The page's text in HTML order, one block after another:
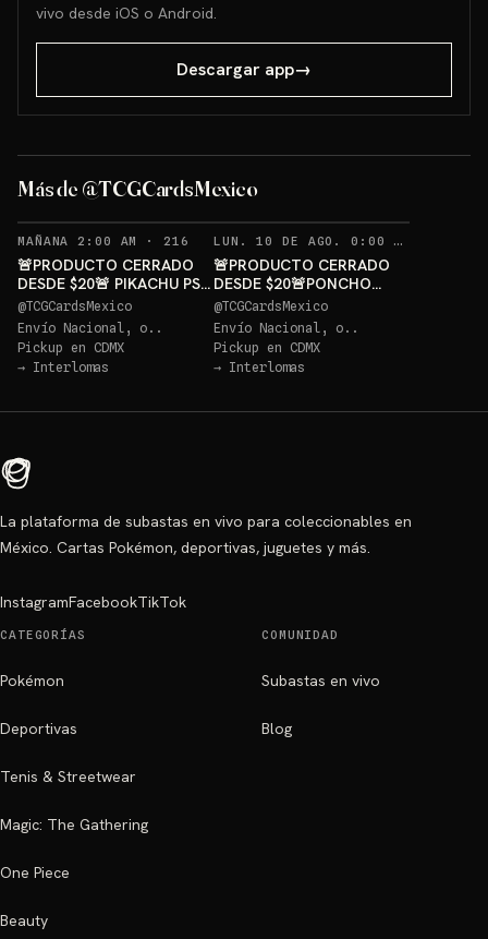
vivo desde iOS o Android.
Descargar app→
Más de @TCGCardsMexico
Sorteo: PIKACHU PSA 10 GRATIS→
MAÑANA 2:00 AM · 216 RECORDATORIOS
🚨PRODUCTO CERRADO
DESDE $20🚨 PIKACHU PSA
10 GRATIS
@TCGCardsMexico
Envío Nacional, o..
Pickup en CDMX
→ Interlomas
LUN. 10 DE AGO. 0:00 AM
🚨PRODUCTO CERRADO
DESDE $20🚨PONCHO
PIKACHU PSA 10 GRATIS
@TCGCardsMexico
Envío Nacional, o..
Pickup en CDMX
→ Interlomas
La plataforma de subastas en vivo para coleccionables en
México. Cartas Pokémon, deportivas, juguetes y más.
InstagramFacebookTikTok
CATEGORÍAS
Pokémon
Deportivas
Tenis & Streetwear
Magic: The Gathering
One Piece
Beauty
COMUNIDAD
Subastas en vivo
Blog